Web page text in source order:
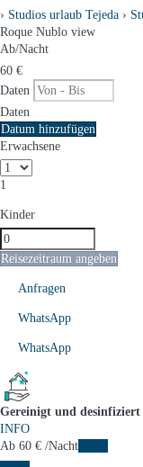
› Studios urlaub Tejeda ›
Roque Nublo view
Ab/Nacht
60 €
Daten
Daten
Datum hinzufügen
Erwachsene
1
Kinder
Reisezeitraum angeben
Anfragen
WhatsApp
WhatsApp
Gereinigt und desinfiziert
INFO
Ab 60 € /Nacht